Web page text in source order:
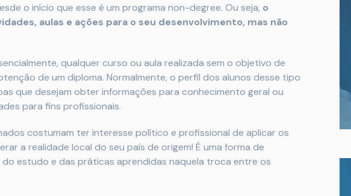
o início que esse é um programa non-degree. Ou seja, o
aulas e ações para o seu desenvolvimento, mas não
qualquer curso ou aula realizada sem o objetivo de
de um diploma. Normalmente, o perfil dos alunos desse tipo
que desejam obter informações para conhecimento geral ou
para fins profissionais.
costumam ter interesse político e profissional de aplicar os
a realidade local do seu país de origem! É uma forma de
estudo e das práticas aprendidas naquela troca entre os